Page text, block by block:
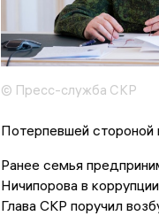
© Пресс-служба СКР
Потерпевшей стороной
Ранее семья
Ничипорова в
Глава СКР поручил